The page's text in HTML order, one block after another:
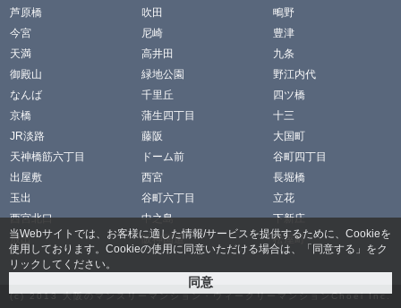
当Webサイトでは、お客様に適した情報/サービスを提供するために、Cookieを
使用しております。Cookieの使用に同意いただける場合は、「同意する」をク
リックしてください。
芦原橋
吹田
鴫野
今宮
尼崎
豊津
天満
高井田
九条
御殿山
緑地公園
野江内代
なんば
千里丘
四ツ橋
京橋
蒲生四丁目
十三
JR淡路
藤阪
大国町
天神橋筋六丁目
ドーム前
谷町四丁目
出屋敷
西宮
長堀橋
玉出
谷町六丁目
立花
西宮北口
中之島
下新庄
放出
阪神国道 松屋町
(c) 2013大阪のマンスリーマンション・ウィークリーマンションChoeiInc.